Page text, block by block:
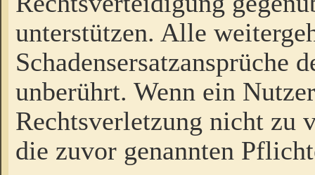
unterstützen. Alle
Schadensersatzansprüche
unberührt. Wenn ein
Rechtsverletzung nicht zu
die zuvor genannten